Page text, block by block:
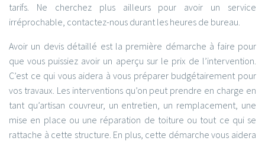
tarifs. Ne cherchez plus ailleurs pour avoir un service
irréprochable, contactez-nous durant les heures de bureau.
Avoir un devis détaillé est la première démarche à faire pour
que vous puissiez avoir un aperçu sur le prix de l’intervention.
C’est ce qui vous aidera à vous préparer budgétairement pour
vos travaux. Les interventions qu’on peut prendre en charge en
tant qu’artisan couvreur, un entretien, un remplacement, une
mise en place ou une réparation de toiture ou tout ce qui se
rattache à cette structure. En plus, cette démarche vous aidera